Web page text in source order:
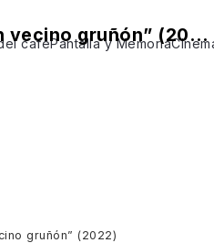
Crítica: “Un vecino gruñón” (2022)
caféPantalla y Memoria
gruñón” (2022)